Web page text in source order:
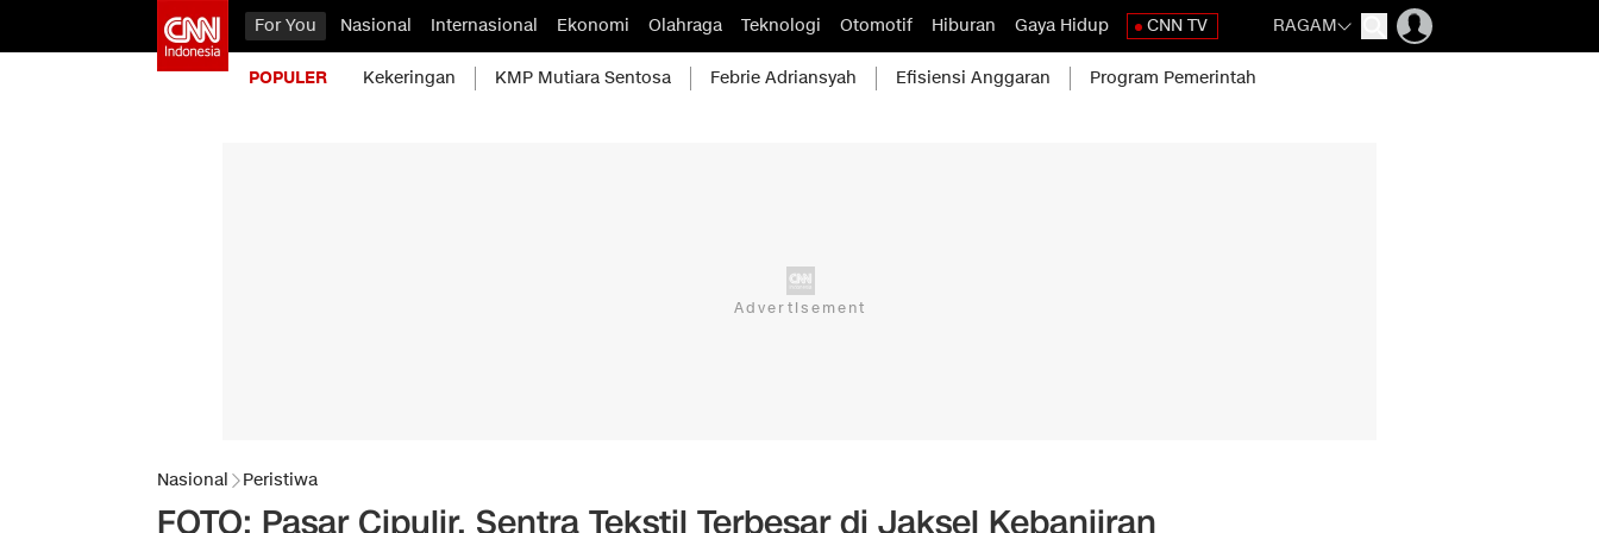
For You Nasional Internasional Ekonomi Olahraga Teknologi Otomotif Hiburan Gaya Hidup CNN TV RAGAM
POPULER Kekeringan KMP Mutiara Sentosa Febrie Adriansyah Efisiensi Anggaran Program Pemerintah
Nasional Peristiwa
FOTO: Pasar Cipulir, Sentra Tekstil Terbesar di Jaksel Kebanjiran